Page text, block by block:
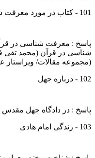
101 - کتاب در مورد معرفت شناسی از منظر قرآن
پاسخ : معرفت شناسی در
شناسی در قرآن (محمد تقی
(مجموعه مقالات/ ویراستار
102 - درباره جهل
پاسخ : در دادگاه جهل
103 - زندگی امام هادی